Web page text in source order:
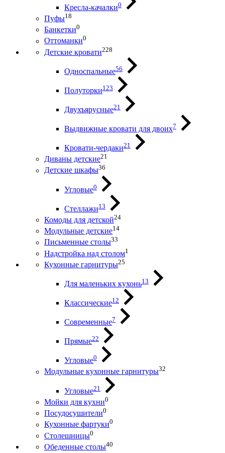
Кресла-качалки0
Пуфы18
Банкетки0
Оттоманки0
Детские кровати228
Односпальные56
Полуторки123
Двухъярусные21
Выдвижные кровати для двоих7
Кровати-чердаки21
Диваны детские21
Детские шкафы36
Угловые0
Стеллажи13
Комоды для детской24
Модульные детские14
Письменные столы33
Надстройка над столом1
Кухонные гарнитуры25
Для маленьких кухонь13
Классические12
Современные7
Прямые22
Угловые0
Модульные кухонные гарнитуры32
Угловые21
Мойки для кухни0
Посудосушители0
Кухонные фартуки0
Столешницы0
Обеденные столы40